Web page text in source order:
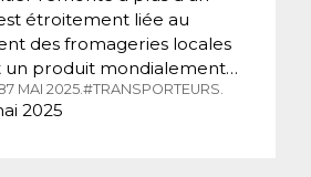
étroitement liée au
des fromageries locales
un produit mondialement…
MAI 2025.#TRANSPORTEURS.
2025